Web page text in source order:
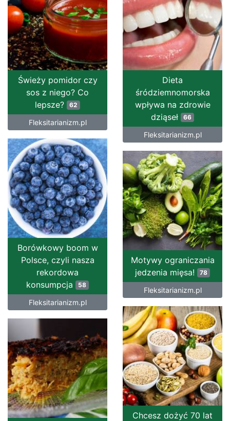
Świeży pomidor czy
sos z niego? Co
lepsze? 62
Fleksitarianizm.pl
Dieta
śródziemnomorska
wpływa na zdrowie
dziąseł 66
Fleksitarianizm.pl
Borówkowy boom w
Polsce, czyli nasza
rekordowa
konsumpcja 58
Fleksitarianizm.pl
Motywy ograniczania
jedzenia mięsa! 78
Fleksitarianizm.pl
Chcesz dożyć 70 lat